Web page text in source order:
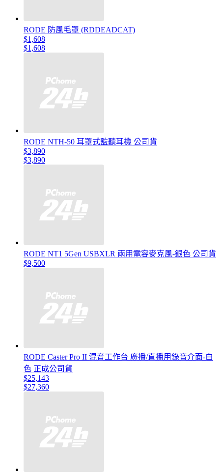
RODE 防風毛罩 (RDDEADCAT)
$1,608
$1,608
RODE NTH-50 耳罩式監聽耳機 公司貨
$3,890
$3,890
RODE NT1 5Gen USBXLR 兩用電容麥克風-銀色 公司貨
$9,500
RODE Caster Pro II 混音工作台 廣播/直播用錄音介面-白
色 正成公司貨
$25,143
$27,360